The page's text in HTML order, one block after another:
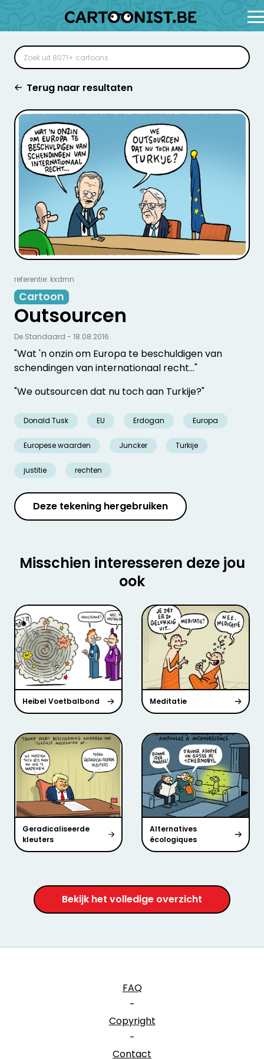
Terug naar resultaten
referentie: kxdrnn
Cartoon
Outsourcen
"Wat 'n onzin om Europa te beschuldigen van
schendingen van internationaal recht…"
"We outsourcen dat nu toch aan Turkije?"
Donald Tusk EU Erdogan Europa
Europese waarden Juncker Turkije
justitie rechten
De Standaard - 18.08.2016
Deze tekening hergebruiken
Misschien interesseren deze jou
ook
Heibel Voetbalbond Meditatie
Geradicaliseerde
kleuters
Alternatives
écologiques
Bekijk het volledige overzicht
FAQ
-
Copyright
-
Contact